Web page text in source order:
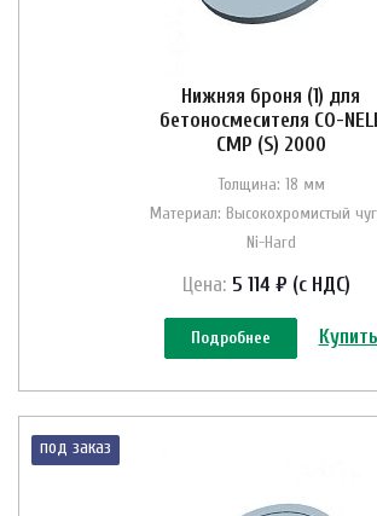
Нижняя броня (1) для
бетоносмесителя CO-
CMP (S) 2000
Толщина: 18 мм
Материал: Высокохромистый
Ni-Hard
Цена: 5 114 ₽ (с НДС)
Подробнее Купить
под заказ